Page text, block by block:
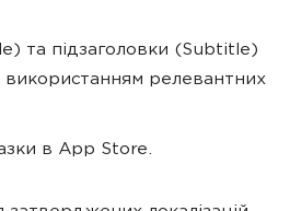
та підзаголовки (Subtitle)
використанням релевантних
в App Store.